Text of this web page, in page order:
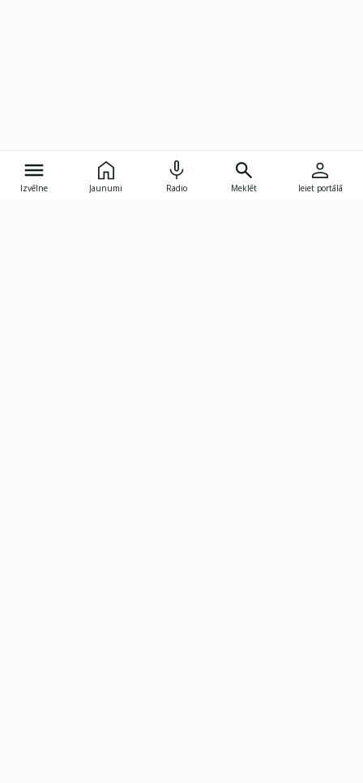
Izvēlne Jaunumi Radio Meklēt Ieiet portālā